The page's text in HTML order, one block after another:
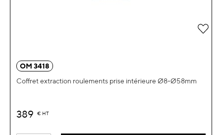
OM 3418
Coffret extraction roulements prise intérieure Ø8-Ø58mm
389 € HT